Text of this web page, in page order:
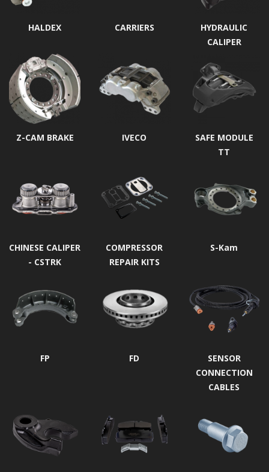
HALDEX CARRIERS
HYDRAULIC
CALIPER
Z-CAM BRAKE IVECO
SAFE MODULE
TT
CHINESE CALIPER
- CSTRK
COMPRESSOR
REPAIR KITS
S-Kam
FP FD
SENSOR
CONNECTION
CABLES